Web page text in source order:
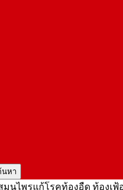
มุนไพรแก้โรคท้องอืด ท้องเฟ้